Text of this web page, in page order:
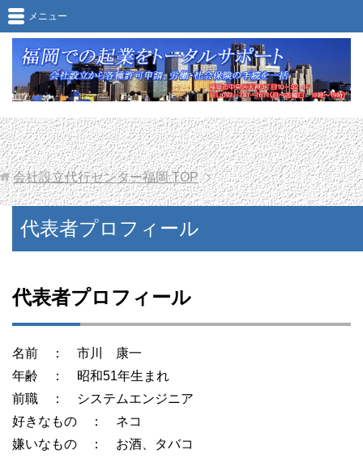
メニュー
会社設立代行センター福岡TOP
代表者プロフィール
代表者プロフィール
名前 ： 市川 康一
年齢 ： 昭和51年生まれ
前職 ： システムエンジニア
好きなもの ： ネコ
嫌いなもの ： お酒、タバコ